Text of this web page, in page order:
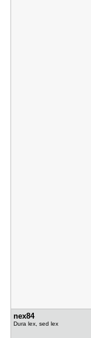
nex84
Dura lex, sed lex